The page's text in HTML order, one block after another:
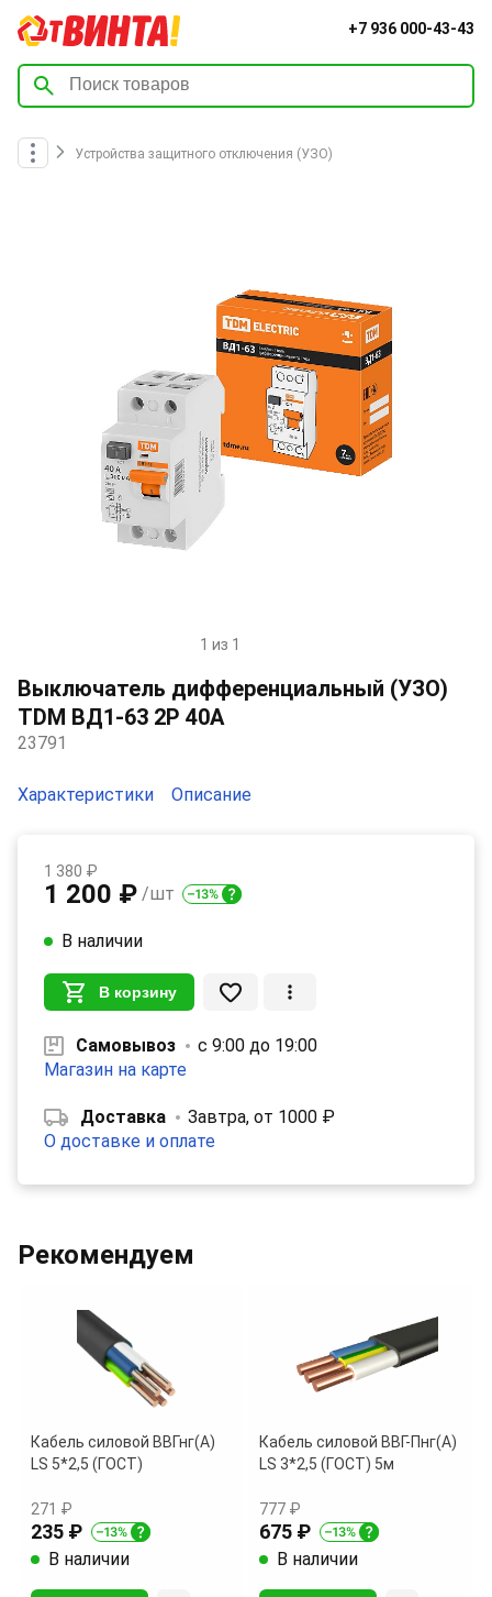
+7 936 000-43-43
Устройства защитного отключения (УЗО)
1
of
1 из 1
Выключатель дифференциальный (УЗО)
TDM ВД1-63 2P 40А
23791
Характеристики Описание
1 380 ₽
1 200 ₽ /шт
В наличии
В корзину
Самовывоз
с 9:00 до 19:00
Магазин на карте
Доставка
Завтра, от 1000 ₽
О доставке и оплате
Рекомендуем
Кабель силовой ВВГнг(А)
LS 5*2,5 (ГОСТ)
271 ₽
235 ₽
В наличии
Кабель силовой ВВГ-Пнг(А)
LS 3*2,5 (ГОСТ) 5м
777 ₽
675 ₽
В наличии